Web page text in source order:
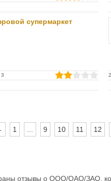
супермаркет
1 9 10 11 12
отзывы о ООО/ОАО/ЗАО,